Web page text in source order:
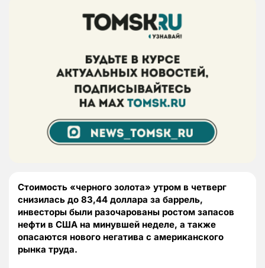
Стоимость «черного золота» утром в четверг
снизилась до 83,44 доллара за баррель,
инвесторы были разочарованы ростом запасов
нефти в США на минувшей неделе, а также
опасаются нового негатива с американского
рынка труда.